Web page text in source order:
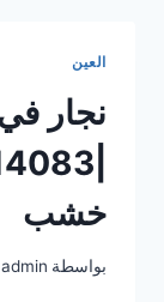
العين
نجار
خشب
بواسطة admin